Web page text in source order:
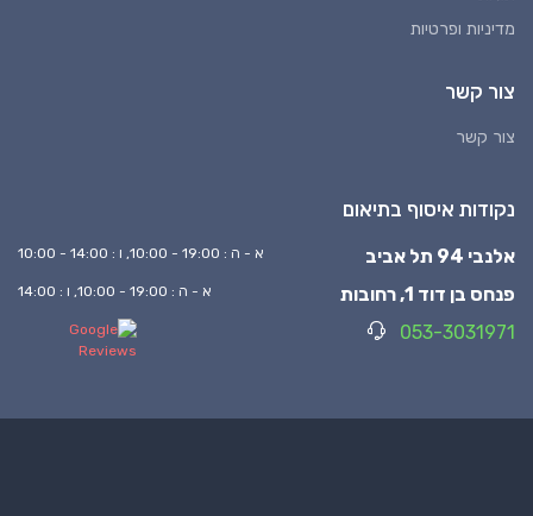
מדיניות ופרטיות
צור קשר
צור קשר
נקודות איסוף בתיאום
אלנבי 94 תל אביב א - ה : 19:00 - 10:00, ו : 14:00 - 10:00
פנחס בן דוד 1, רחובות א - ה : 19:00 - 10:00, ו : 14:00
053-3031971